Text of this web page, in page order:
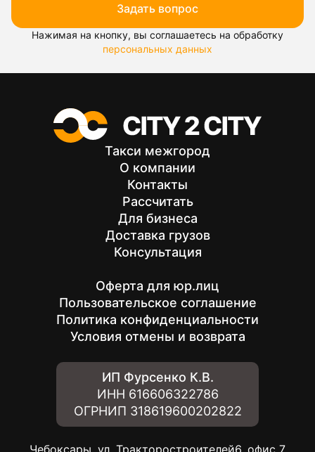
Задать вопрос
Нажимая на кнопку, вы соглашаетесь на обработку
персональных данных
Такси межгород
О компании
Контакты
Рассчитать
Для бизнеса
Доставка грузов
Консультация
Оферта для юр.лиц
Пользовательское соглашение
Политика конфиденциальности
Условия отмены и возврата
ИП Фурсенко К.В.
ИНН 616606322786
ОГРНИП 318619600202822
Чебоксары, ул. Тракторостроителей6, офис 7